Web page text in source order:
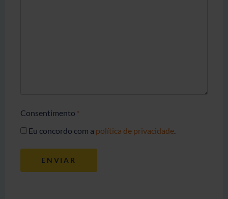
Consentimento *
Eu concordo com a política de privacidade